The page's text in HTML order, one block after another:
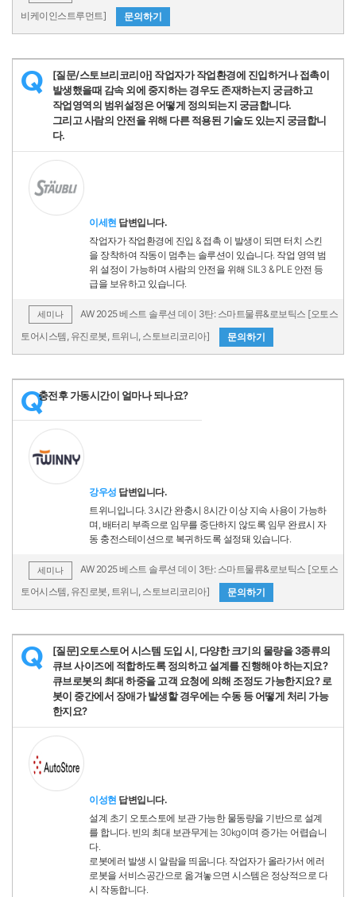
비케이인스트루먼트]
문의하기
Q
[질문/스토브리코리아] 작업자가 작업환경에 진입하거나 접촉이
발생했을때 감속 외에 중지하는 경우도 존재하는지 궁금하고
작업영역의 범위설정은 어떻게 정의되는지 궁금합니다.
그리고 사람의 안전을 위해 다른 적용된 기술도 있는지 궁금합니
다.
이세현 답변입니다.
작업자가 작업환경에 진입 & 접촉 이 발생이 되면 터치 스킨
을 장착하여 작동이 멈추는 솔루션이 있습니다. 작업 영역 범
위 설정이 가능하며 사람의 안전을 위해 SIL3 & PLE 안전 등
급을 보유하고 있습니다.
세미나
AW 2025 베스트 솔루션 데이 3탄: 스마트물류&로보틱스 [오토스
토어시스템, 유진로봇, 트위니, 스토브리코리아]
문의하기
Q충전후 가동시간이 얼마나 되나요?
강우성 답변입니다.
트위니입니다. 3시간 완충시 8시간 이상 지속 사용이 가능하
며, 배터리 부족으로 임무를 중단하지 않도록 임무 완료시 자
동 충전스테이션으로 복귀하도록 설정돼 있습니다.
세미나
AW 2025 베스트 솔루션 데이 3탄: 스마트물류&로보틱스 [오토스
토어시스템, 유진로봇, 트위니, 스토브리코리아]
문의하기
Q
[질문]오토스토어 시스템 도입 시, 다양한 크기의 물량을 3종류의
큐브 사이즈에 적합하도록 정의하고 설계를 진행해야 하는지요?
큐브로봇의 최대 하중을 고객 요청에 의해 조정도 가능한지요? 로
봇이 중간에서 장애가 발생할 경우에는 수동 등 어떻게 처리 가능
한지요?
이성현 답변입니다.
설계 초기 오토스토에 보관 가능한 물동량을 기반으로 설계
를 합니다. 빈의 최대 보관무게는 30kg이며 증가는 어렵습니
다.
로봇에러 발생 시 알람을 띄웁니다. 작업자가 올라가서 에러
로봇을 서비스공간으로 옮겨놓으면 시스템은 정상적으로 다
시 작동합니다.